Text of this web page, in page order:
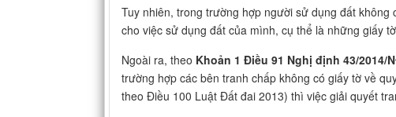
Tuy nhiên, trong trường hợp người sử dụng đất
cho việc sử dụng đất của mình, cụ thể là những giấy
Ngoài ra, theo Khoản 1 Điều 91 Nghị định 43/2014/
trường hợp các bên tranh chấp không có giấy tờ về
theo Điều 100 Luật Đất đai 2013) thì việc giải quyết